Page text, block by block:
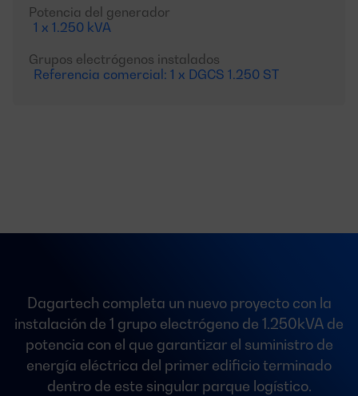
Potencia del generador
1 x 1.250 kVA
Grupos electrógenos instalados
Referencia comercial: 1 x DGCS 1.250 ST
Dagartech completa un nuevo proyecto con la
instalación de 1 grupo electrógeno de 1.250kVA de
potencia con el que garantizar el suministro de
energía eléctrica del primer edificio terminado
dentro de este singular parque logístico.